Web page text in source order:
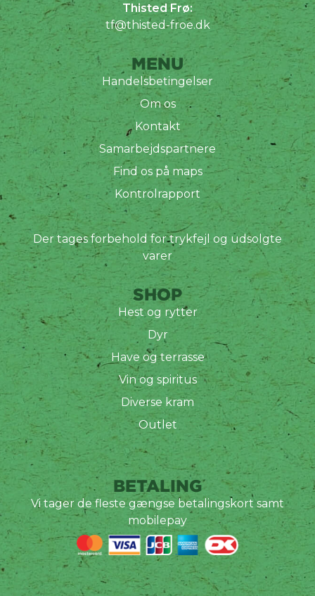
Thisted Frø:
tf@thisted-froe.dk
MENU
Handelsbetingelser
Om os
Kontakt
Samarbejdspartnere
Find os på maps
Kontrolrapport
Der tages forbehold for trykfejl og udsolgte
varer
SHOP
Hest og rytter
Dyr
Have og terrasse
Vin og spiritus
Diverse kram
Outlet
BETALING
Vi tager de fleste gængse betalingskort samt
mobilepay